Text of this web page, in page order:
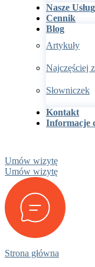
Nasze
Cennik
Blog
Artykuły
Najczęściej
Słowniczek
Kontakt
Informacje
Umów wizytę
Umów wizytę
Strona główna